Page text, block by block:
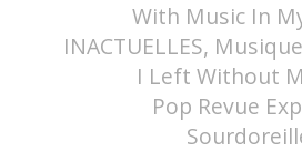
With Music In
INACTUELLES,
I Left Without
Pop Revue